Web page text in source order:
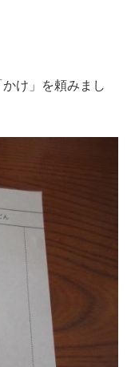
け」を頼みまし